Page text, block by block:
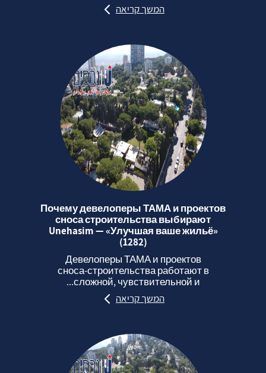
המשך קריאה
Почему девелоперы ТАМА и проектов
сноса строительства выбирают
Unehasim — «Улучшая ваше жильё»
(1282)
Девелоперы ТАМА и проектов
сноса‑строительства работают в
сложной, чувствительной и...
המשך קריאה